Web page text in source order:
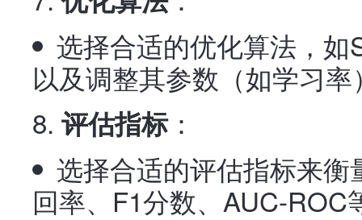
选择合适的优化算法，
以及调整其参数（如学习率
评估指标：
选择合适的评估指标来
回率、F1分数、AUC-ROC